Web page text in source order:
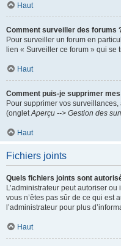
Haut
Comment surveiller des forums
Pour surveiller un forum en
lien « Surveiller ce forum » qui se
Haut
Comment puis-je supprimer
Pour supprimer vos
(ongletAperçu --> Gestion des
Haut
Fichiers joints
Quels fichiers joints sont
L’administrateur peut autoriser
vous n’êtes pas sûr de ce qui est
l’administrateur pour plus
Haut